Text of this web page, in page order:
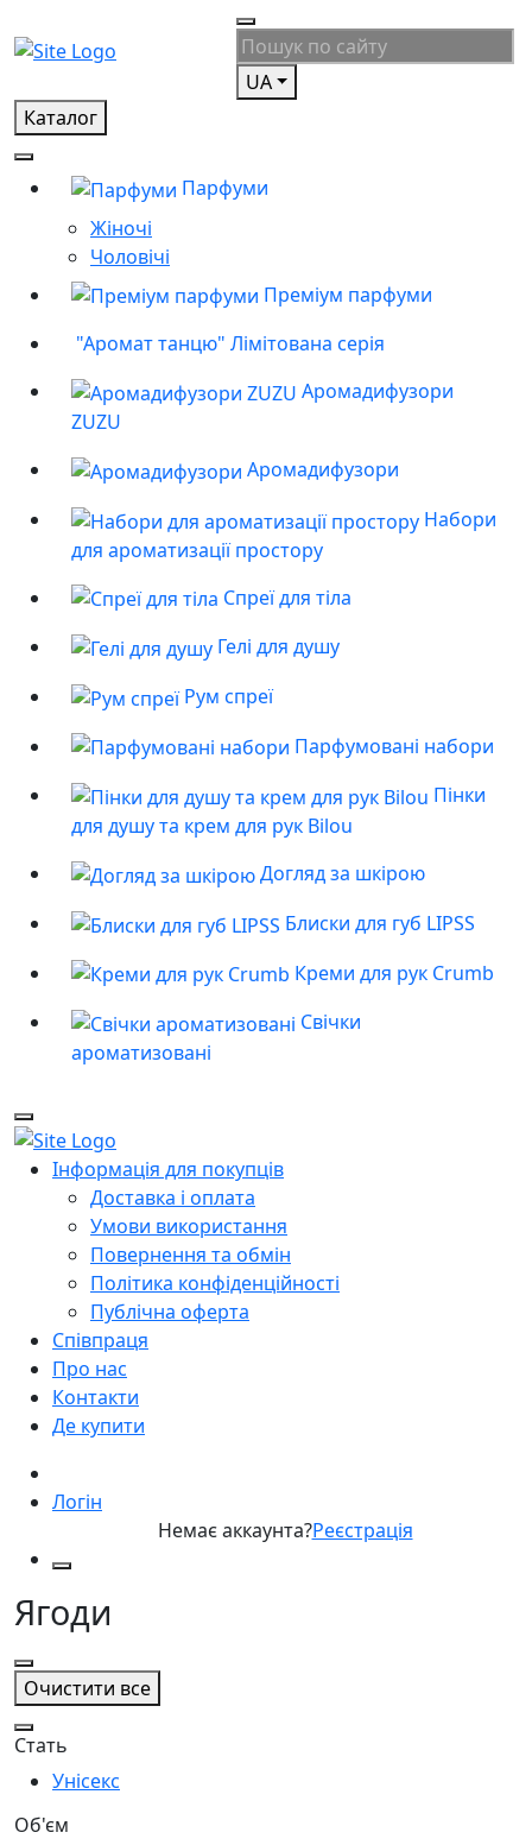
UA
Каталог
Парфуми
Жіночі
Чоловічі
Преміум парфуми
"Аромат танцю" Лімітована серія
Аромадифузори
ZUZU
Аромадифузори
Набори
для ароматизації простору
Спреї для тіла
Гелі для душу
Рум спреї
Парфумовані набори
Пінки
для душу та крем для рук Bilou
Догляд за шкірою
Блиски для губ LIPSS
Креми для рук Crumb
Свічки
ароматизовані
Інформація для покупців
Доставка і оплата
Умови використання
Повернення та обмін
Політика конфіденційності
Публічна оферта
Співпраця
Про нас
Контакти
Де купити
Логін
Немає аккаунта?Реєстрація
Ягоди
Очистити все
Стать
Унісекс
Об'єм